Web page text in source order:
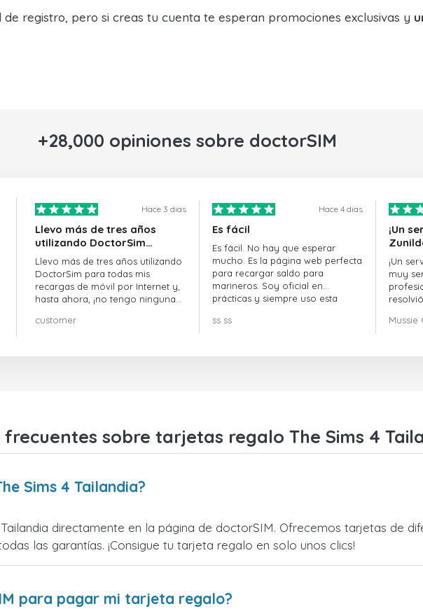
registro, pero si creas tu cuenta te esperan promociones exclusivas y
+28,000 opiniones sobre doctorSIM
Hace 3 dias
Llevo más de tres años
utilizando DoctorSim…
Llevo más de tres años utilizando
DoctorSim para todas mis
recargas de móvil por Internet y,
hasta ahora, ¡no tengo ninguna
customer
Hace 4 dias
Es fácil
Es fácil. No hay que esperar
mucho. Es la página web perfecta
para recargar saldo para
marineros. Soy oficial en
prácticas y siempre uso esta
ss ss
¡Un
¡Un
muy
Mussie
frecuentes sobre tarjetas regalo The Sims 4
Sims 4 Tailandia?
directamente en la página de doctorSIM. Ofrecemos tarjetas de
las garantías. ¡Consigue tu tarjeta regalo en solo unos clics!
para pagar mi tarjeta regalo?